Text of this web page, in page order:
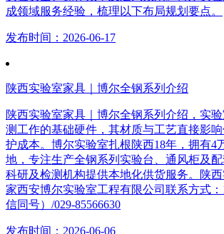
成领域服务经验，梳理以下布局规划要点。
发布时间：2026-06-17
陕西实验室家具｜博尔全钢系列介绍
陕西实验室家具｜博尔全钢系列介绍，实
测工作的基础硬件，其材质与工艺直接影
护成本。博尔实验室扎根陕西18年，拥有4
地，专注生产全钢系列实验台、通风柜及配
科研及检测机构提供本地化供货服务。陕
家西安博尔实验室工程有限公司联系方式：
信同号）/029-85566630
发布时间：2026-06-06